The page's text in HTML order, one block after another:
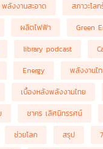
พลังงานสะอาด สภาวะโล
ผลิตไฟฟ้า Green
library podcast
Energy
พลังงานไ
เบื้องหลังพลังงานไทย
ชาคร เลิศนิทรรศน์
ช่วยโลก สรุป